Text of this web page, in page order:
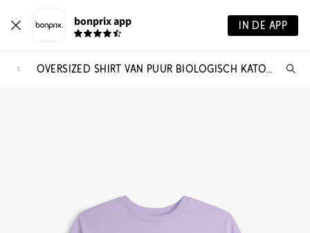
bonprix app IN DE APP
OVERSIZED SHIRT VAN PUUR BIOLOGISCH KATOEN